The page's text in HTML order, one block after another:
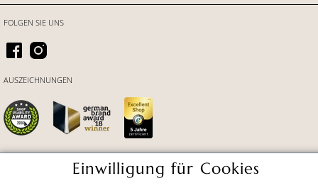
FOLGEN SIE UNS
AUSZEICHNUNGEN
Einwilligung für Cookies